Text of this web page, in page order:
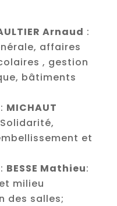
Arnaud :
affaires
, gestion
bâtiments
MICHAUT
et
BESSE Mathieu:
milieu
des salles;